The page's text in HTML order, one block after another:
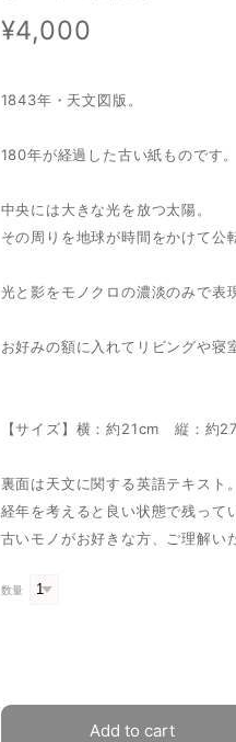
¥4,000
1843年・天文図版。
180年が経過した古い紙ものです。
中央には大きな光を放つ太陽。
その周りを地球が時間をかけて公
光と影をモノクロの濃淡のみで表
お好みの額に入れてリビングや寝
【サイズ】横：約21cm 縦：約
裏面は天文に関する英語テキスト。
経年を考えると良い状態で残って
古いモノがお好きな方、ご理解い
数量
Add to cart